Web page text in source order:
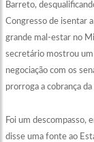
Barreto,
Congresso de isentar
grande mal-estar no
secretário mostrou um
negociação com os
prorroga a cobrança
Foi um descompasso,
disse uma fonte ao